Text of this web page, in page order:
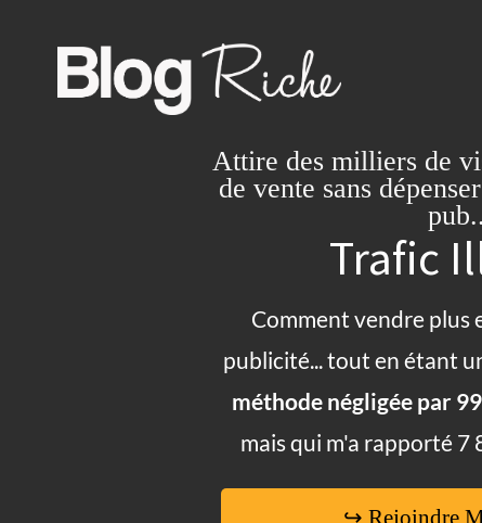
Attire des milliers de
de vente sans
Trafic
Comment vendre plus
publicité... tout en étant
méthode négligée par
mais qui m'a rapporté 7
↪ Rejoindre